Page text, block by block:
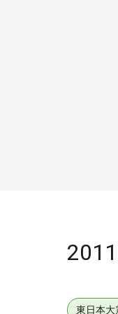
東日本大